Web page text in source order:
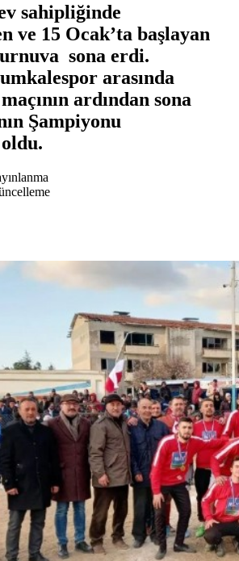
sahipliğinde
ve 15 Ocak’ta başlayan
sona erdi.
arasında
ardından sona
Şampiyonu